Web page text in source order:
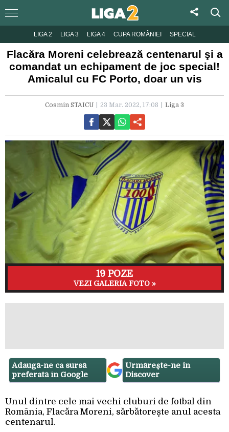
LIGA 2 LIGA 3 LIGA 4 CUPA ROMÂNIEI SPECIAL
Flacăra Moreni celebrează centenarul şi a
comandat un echipament de joc special!
Amicalul cu FC Porto, doar un vis
Cosmin STAICU 23 Mar. 2022, 17:08 Liga 3
19 POZE
VEZI GALERIA FOTO »
Adaugă-ne ca sursă
preferată în Google
Urmărește-ne in
Discover
Unul dintre cele mai vechi cluburi de fotbal din
România, Flacăra Moreni, sărbătoreşte anul acesta
centenarul.